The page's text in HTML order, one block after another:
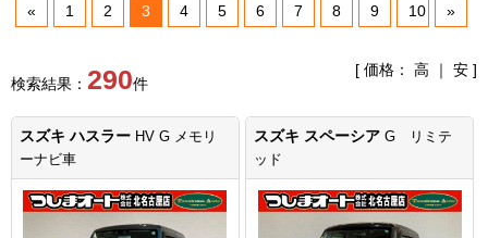
« 1 2 3 4 5 6 7 8 9 10 »
検索結果： 290件
[ 価格： 高 ｜ 安 ]
スズキ ハスラー HV G メモリ
ーナビ車
スズキ スペーシアG リミテ
ッド